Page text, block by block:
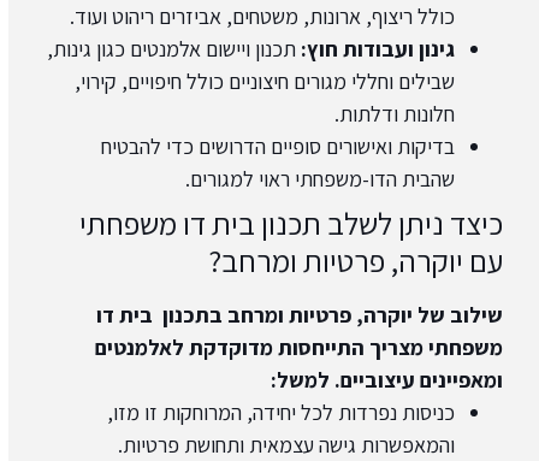
כולל ריצוף, ארונות, משטחים, אביזרים ריהוט ועוד.
גינון ועבודות חוץ: תכנון ויישום אלמנטים כגון גינות,
שבילים וחללי מגורים חיצוניים כולל חיפויים, קירוי,
חלונות ודלתות.
בדיקות ואישורים סופיים הדרושים כדי להבטיח
שהבית הדו-משפחתי ראוי למגורים.
כיצד ניתן לשלב תכנון בית דו משפחתי
עם יוקרה, פרטיות ומרחב?
שילוב של יוקרה, פרטיות ומרחב בתכנון בית דו
משפחתי מצריך התייחסות מדוקדקת לאלמנטים
ומאפיינים עיצוביים. למשל:
כניסות נפרדות לכל יחידה, המרוחקות זו מזו,
והמאפשרות גישה עצמאית ותחושת פרטיות.